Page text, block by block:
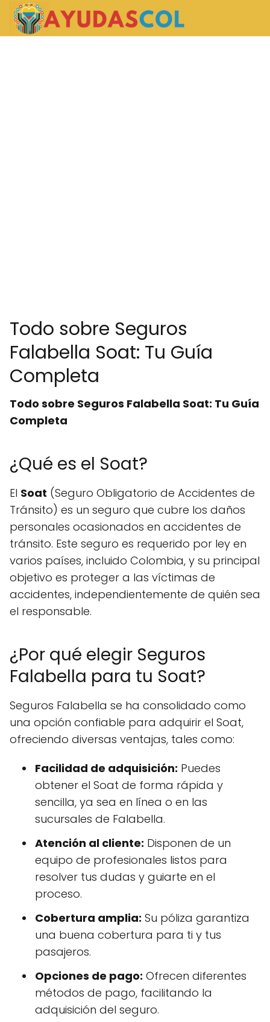
Todo sobre Seguros
Falabella Soat: Tu Guía
Completa
Todo sobre Seguros Falabella Soat: Tu Guía
Completa
¿Qué es el Soat?
El Soat (Seguro Obligatorio de Accidentes de
Tránsito) es un seguro que cubre los daños
personales ocasionados en accidentes de
tránsito. Este seguro es requerido por ley en
varios países, incluido Colombia, y su principal
objetivo es proteger a las víctimas de
accidentes, independientemente de quién sea
el responsable.
¿Por qué elegir Seguros
Falabella para tu Soat?
Seguros Falabella se ha consolidado como
una opción confiable para adquirir el Soat,
ofreciendo diversas ventajas, tales como:
Facilidad de adquisición: Puedes
obtener el Soat de forma rápida y
sencilla, ya sea en línea o en las
sucursales de Falabella.
Atención al cliente: Disponen de un
equipo de profesionales listos para
resolver tus dudas y guiarte en el
proceso.
Cobertura amplia: Su póliza garantiza
una buena cobertura para ti y tus
pasajeros.
Opciones de pago: Ofrecen diferentes
métodos de pago, facilitando la
adquisición del seguro.